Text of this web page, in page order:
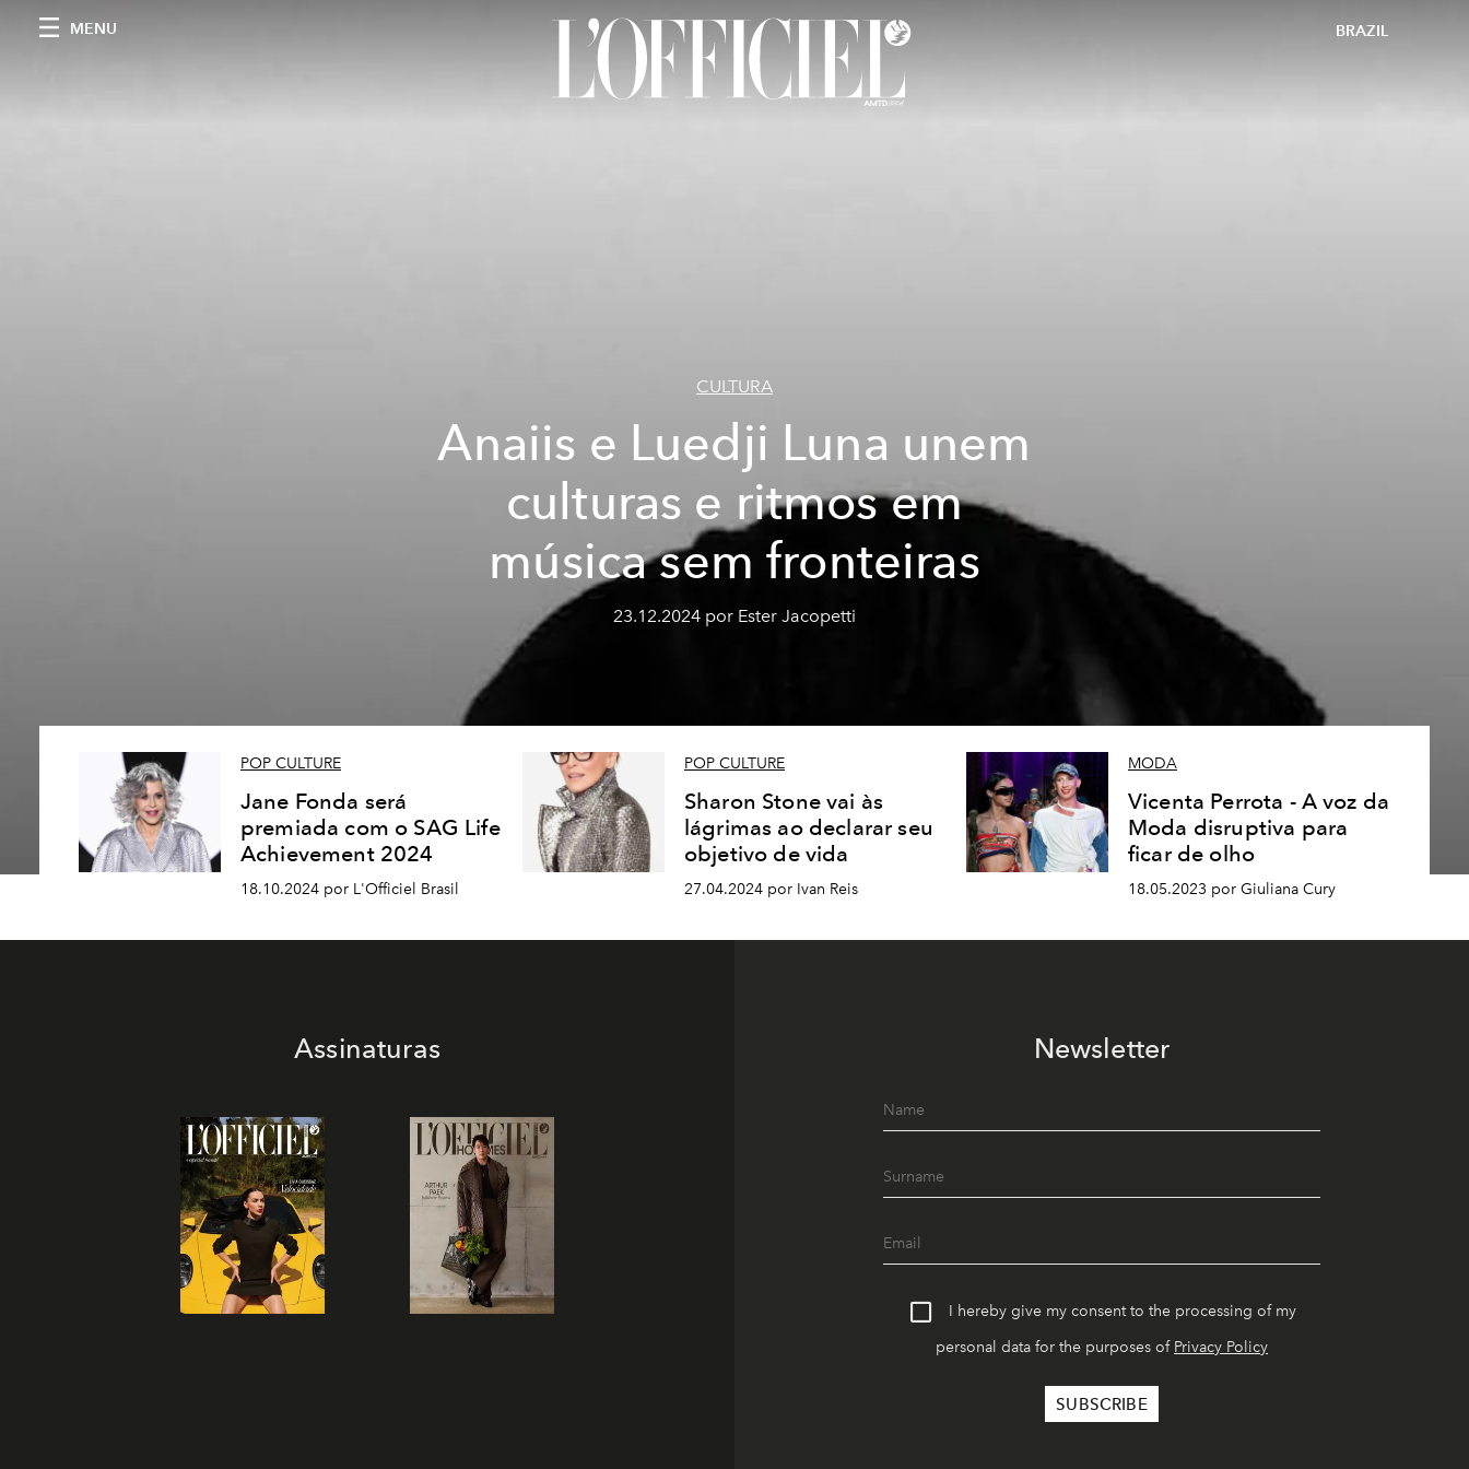
MENU BRAZIL
CULTURA
Anaiis e Luedji Luna unem
culturas e ritmos em
música sem fronteiras
23.12.2024 por Ester Jacopetti
POP CULTURE
Jane Fonda será
premiada com o SAG Life
Achievement 2024
18.10.2024 por L'Officiel Brasil
POP CULTURE
Sharon Stone vai às
lágrimas ao declarar seu
objetivo de vida
27.04.2024 por Ivan Reis
MODA
Vicenta Perrota - A voz da
Moda disruptiva para
ficar de olho
18.05.2023 por Giuliana Cury
Assinaturas Newsletter
I hereby give my consent to the processing of my
personal data for the purposes of Privacy Policy